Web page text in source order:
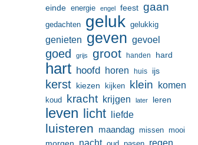
einde energie engel feest gaan
gedachten geluk gelukkig
genieten geven gevoel
goed grijs groot handen hard
hart hoofd horen huis ijs
kerst kiezen kijken klein komen
koud kracht krijgen later leren
leven licht liefde
luisteren maandag missen mooi
nacht regen